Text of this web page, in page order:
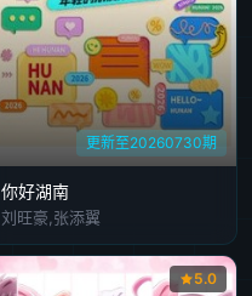
更新至20260730期
你好湖南
刘旺豪,张添翼
5.0